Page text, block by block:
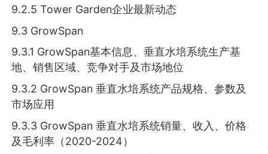
9.2.5 Tower Garden企业最新动态
9.3 GrowSpan
9.3.1 GrowSpan基本信息、垂直水培系统生产基
地、销售区域、竞争对手及市场地位
9.3.2 GrowSpan 垂直水培系统产品规格、参数及
市场应用
9.3.3 GrowSpan 垂直水培系统销量、收入、价格
及毛利率（2020-2024）